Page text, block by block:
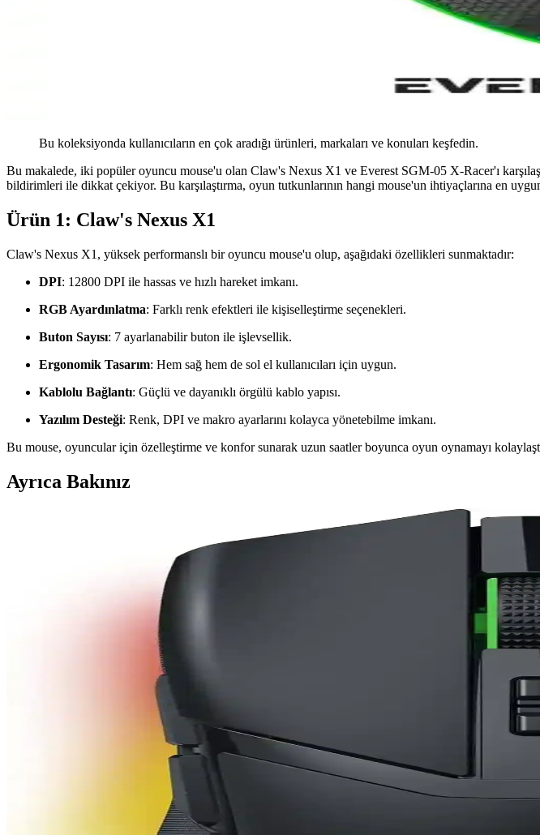
Bu koleksiyonda kullanıcıların en çok aradığı ürünleri, markaları ve konuları keşfedin.
Bu makalede, iki popüler oyuncu mouse'u olan Claw's Nexus X1 ve Everest SGM-05 X-Racer'ı
bildirimleri ile dikkat çekiyor. Bu karşılaştırma, oyun tutkunlarının hangi mouse'un ihtiyaçlarına en
Ürün 1: Claw's Nexus X1
Claw's Nexus X1, yüksek performanslı bir oyuncu mouse'u olup, aşağıdaki özellikleri sunmaktadır:
DPI: 12800 DPI ile hassas ve hızlı hareket imkanı.
RGB Ayardınlatma: Farklı renk efektleri ile kişiselleştirme seçenekleri.
Buton Sayısı: 7 ayarlanabilir buton ile işlevsellik.
Ergonomik Tasarım: Hem sağ hem de sol el kullanıcıları için uygun.
Kablolu Bağlantı: Güçlü ve dayanıklı örgülü kablo yapısı.
Yazılım Desteği: Renk, DPI ve makro ayarlarını kolayca yönetebilme imkanı.
Bu mouse, oyuncular için özelleştirme ve konfor sunarak uzun saatler boyunca oyun oynamayı
Ayrıca Bakınız
Rampage Oyuncu Mouse Modelleri Karşılaştırması: Teknik Özellikler ve
Rampage oyuncu mouse modelleri, yüksek DPI, ergonomik tasarım ve sensör teknolojileriyle farklı
Yüksek Performans ve Konfor Sunan Oyuncu Mouse'ları Hakkında Kapsamlı
Oyuncu mouse'ları, hassasiyet, ergonomi ve teknolojik özelliklerle oyun deneyimini artırır. Doğru
Rampage Drop M3 Oyuncu Mouse İncelemesi: Yüksek Performans ve Çoklu
Rampage Drop M3, yüksek DPI, kablosuz ve kablolu seçenekleriyle üstün performans sunan,
Rampage SMX-G68 ve SMX-R85 Karşılaştırması: Performans ve Tasarım
Rampage SMX-G68 ve SMX-R85 mouse'ların özellikleri, kullanıcı yorumları ve performans
G305 Oyuncu Mouse Özellikleri ve Diğer Modellerle Karşılaştırması
G305, yüksek hassasiyetli sensörleri ve uzun pil ömrüyle öne çıkan kablosuz oyuncu mouse'u. Kullanıcı